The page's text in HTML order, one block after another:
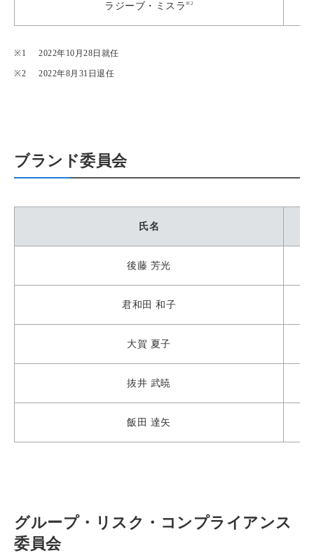
ラジーブ・ミスラ ※2
2022年10月28日就任
2022年8月31日退任
ブランド委員会
氏名
後藤 芳光
君和田 和子
大賀 夏子
抜井 武暁
飯田 達矢
グループ・リスク・コンプライアンス
委員会